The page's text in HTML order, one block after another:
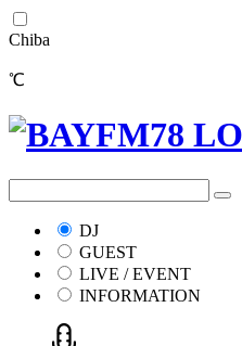
Chiba
℃
DJ
GUEST
LIVE / EVENT
INFORMATION